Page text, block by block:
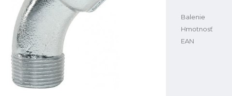
Balenie
Hmotnosť
EAN